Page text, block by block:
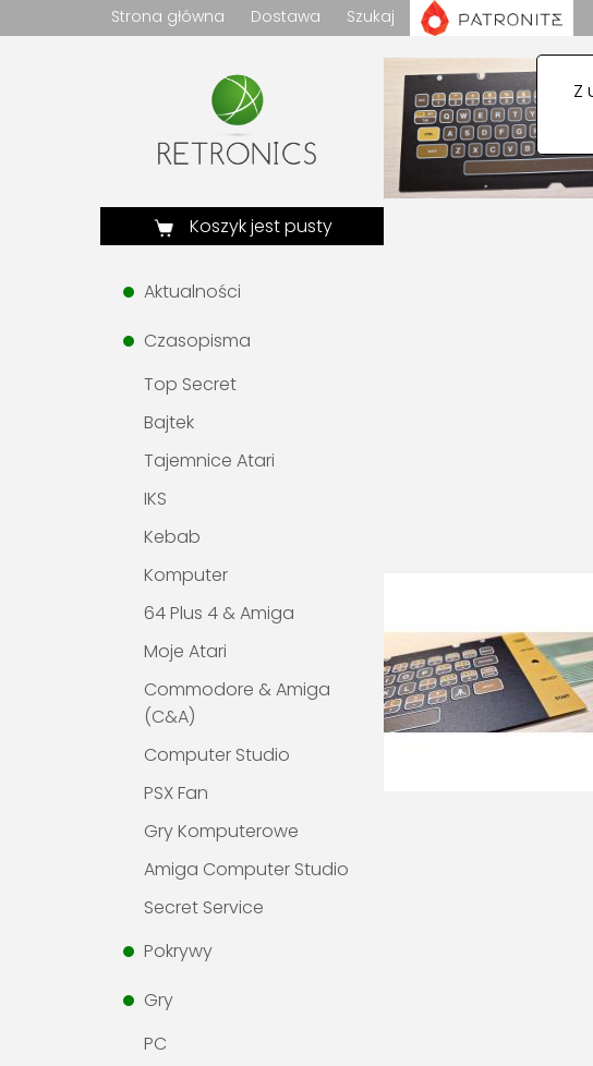
Z
Strona główna Dostawa Szukaj
Koszyk jest pusty
Aktualności
Czasopisma
Top Secret
Bajtek
Tajemnice Atari
IKS
Kebab
Komputer
64 Plus 4 & Amiga
Moje Atari
Commodore & Amiga
(C&A)
Computer Studio
PSX Fan
Gry Komputerowe
Amiga Computer Studio
Secret Service
Pokrywy
Gry
PC